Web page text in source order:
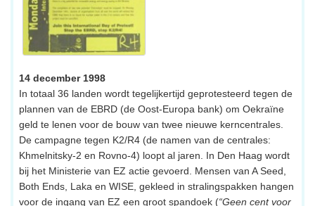
14 december 1998
In totaal 36 landen wordt tegelijkertijd geprotesteerd tegen de
plannen van de EBRD (de Oost-Europa bank) om Oekraïne
geld te lenen voor de bouw van twee nieuwe kerncentrales.
De campagne tegen K2/R4 (de namen van de centrales:
Khmelnitsky-2 en Rovno-4) loopt al jaren. In Den Haag wordt
bij het Ministerie van EZ actie gevoerd. Mensen van A Seed,
Both Ends, Laka en WISE, gekleed in stralingspakken hangen
voor de ingang van EZ een groot spandoek (“Geen cent voor